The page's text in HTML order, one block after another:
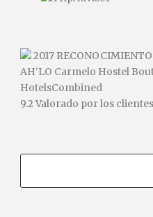
2017
AH'LO Carmelo Hostel
HotelsCombined
9.2 Valorado por los clientes